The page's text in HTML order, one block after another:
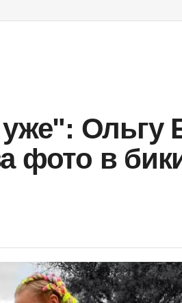
Ольгу
фото в